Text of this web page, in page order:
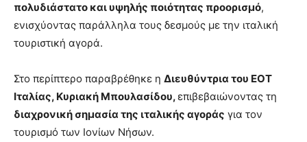
πολυδιάστατο και υψηλής ποιότητας προορισμό,
ενισχύοντας παράλληλα τους δεσμούς με την ιταλική
τουριστική αγορά.
Στο περίπτερο παραβρέθηκε η Διευθύντρια του ΕΟΤ
Ιταλίας, Κυριακή Μπουλασίδου,επιβεβαιώνοντας τη
διαχρονική σημασία της ιταλικής αγοράς για τον
τουρισμό των Ιονίων Νήσων.